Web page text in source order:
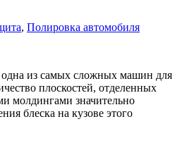
, Полировка автомобиля
из самых сложных машин для
плоскостей, отделенных
молдингами значительно
блеска на кузове этого